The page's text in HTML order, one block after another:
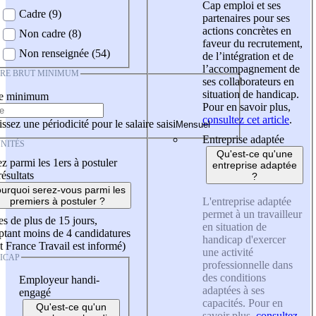
Cadre (9)
Non cadre (8)
Non renseignée (54)
BRUT MINIMUM
minimum
une périodicité pour le salaire saisi
parmi les 1ers à postuler
serez-vous parmi les
premiers à postuler ?
de plus de 15 jours,
moins de 4 candidatures
France Travail est informé)
Employeur handi-
engagé
Qu'est-ce qu'un
Cap emploi et ses
partenaires pour ses
actions concrètes en
faveur du recrutement,
de l’intégration et de
l’accompagnement de
ses collaborateurs en
situation de handicap.
Pour en savoir plus,
consultez cet article.
Entreprise adaptée
Qu'est-ce qu'une
entreprise adaptée
?
L'entreprise adaptée
permet à un travailleur
en situation de
handicap d'exercer
une activité
professionnelle dans
des conditions
adaptées à ses
capacités. Pour en